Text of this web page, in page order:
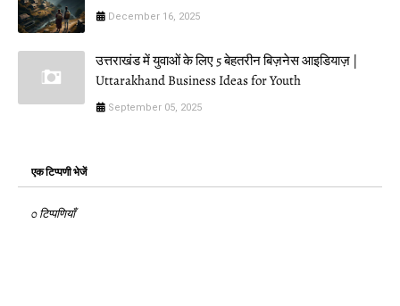
December 16, 2025
उत्तराखंड में युवाओं के लिए 5 बेहतरीन बिज़नेस आइडियाज़ |
Uttarakhand Business Ideas for Youth
September 05, 2025
एक टिप्पणी भेजें
0 टिप्पणियाँ